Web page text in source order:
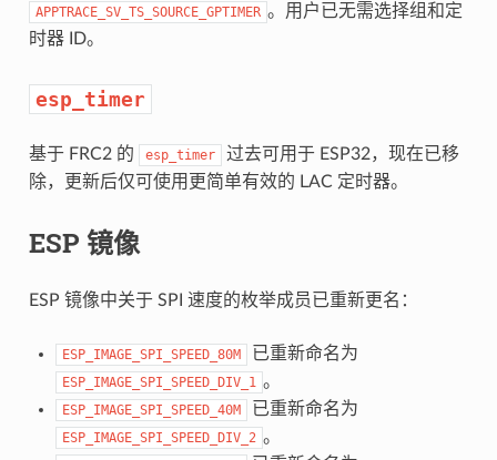
APPTRACE_SV_TS_SOURCE_GPTIMER 。用户已无需选择组和定
时器 ID。
esp_timer
基于 FRC2 的 esp_timer
过去可用于 ESP32，现在已移
除，更新后仅可使用更简单有效的 LAC 定时器。
ESP 镜像
ESP 镜像中关于 SPI 速度的枚举成员已重新更名：
ESP_IMAGE_SPI_SPEED_80M 已重新命名为
ESP_IMAGE_SPI_SPEED_DIV_1 。
ESP_IMAGE_SPI_SPEED_40M 已重新命名为
ESP_IMAGE_SPI_SPEED_DIV_2 。